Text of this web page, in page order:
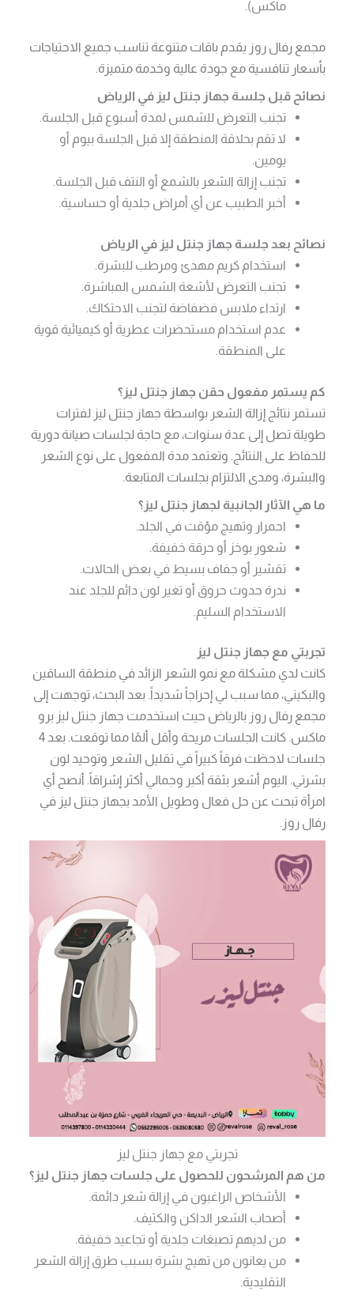
ماكس).
مجمع رفال روز يقدم باقات متنوعة تناسب جميع الاحتياجات
بأسعار تنافسية مع جودة عالية وخدمة متميزة.
نصائح قبل جلسة جهاز جنتل ليز في الرياض
تجنب التعرض للشمس لمدة أسبوع قبل الجلسة.
لا تقم بحلاقة المنطقة إلا قبل الجلسة بيوم أو
يومين.
تجنب إزالة الشعر بالشمع أو النتف قبل الجلسة.
أخبر الطبيب عن أي أمراض جلدية أو حساسية.
نصائح بعد جلسة جهاز جنتل ليز في الرياض
استخدام كريم مهدئ ومرطب للبشرة.
تجنب التعرض لأشعة الشمس المباشرة.
ارتداء ملابس فضفاضة لتجنب الاحتكاك.
عدم استخدام مستحضرات عطرية أو كيميائية قوية
على المنطقة.
كم يستمر مفعول حقن جهاز جنتل ليز؟
تستمر نتائج إزالة الشعر بواسطة جهاز جنتل ليز لفترات
طويلة تصل إلى عدة سنوات، مع حاجة لجلسات صيانة دورية
للحفاظ على النتائج. وتعتمد مدة المفعول على نوع الشعر
والبشرة، ومدى الالتزام بجلسات المتابعة.
ما هي الآثار الجانبية لجهاز جنتل ليز؟
احمرار وتهيج مؤقت في الجلد.
شعور بوخز أو حرقة خفيفة.
تقشير أو جفاف بسيط في بعض الحالات.
ندرة حدوث حروق أو تغير لون دائم للجلد عند
الاستخدام السليم.
تجربتي مع جهاز جنتل ليز
كانت لدي مشكلة مع نمو الشعر الزائد في منطقة الساقين
والبكيني، مما سبب لي إحراجاً شديداً. بعد البحث، توجهت إلى
مجمع رفال روز بالرياض حيث استخدمت جهاز جنتل ليز برو
ماكس. كانت الجلسات مريحة وأقل ألمًا مما توقعت. بعد 4
جلسات لاحظت فرقاً كبيراً في تقليل الشعر وتوحيد لون
بشرتي. اليوم أشعر بثقة أكبر وجمالي أكثر إشراقاً. أنصح أي
امرأة تبحث عن حل فعال وطويل الأمد بجهاز جنتل ليز في
رفال روز.
تجربتي مع جهاز جنتل ليز
من هم المرشحون للحصول على جلسات جهاز جنتل ليز؟
الأشخاص الراغبون في إزالة شعر دائمة.
أصحاب الشعر الداكن والكثيف.
من لديهم تصبغات جلدية أو تجاعيد خفيفة.
من يعانون من تهيج بشرة بسبب طرق إزالة الشعر
التقليدية.